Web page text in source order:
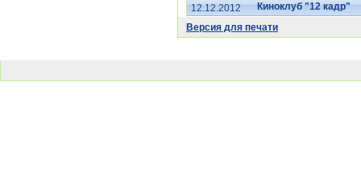
12.12.2012
Киноклуб "12 кадр"
Версия для печати